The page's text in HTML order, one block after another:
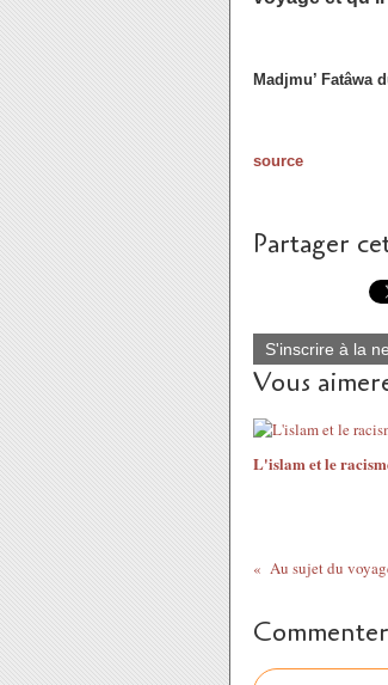
Madjmu’ Fatâwa
source
Partager
S'inscrire à la
Vous
L'islam et le